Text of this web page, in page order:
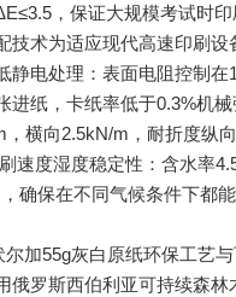
，保证大规模考试时印
技术为适应现代高速印刷设
静电处理：表面电阻控制在
进纸，卡纸率低于0.3%机
，横向2.5kN/m，耐折度纵
速度湿度稳定性：含水率
确保在不同气候条件下都
尔加55g灰白原纸环保工艺
俄罗斯西伯利亚可持续森